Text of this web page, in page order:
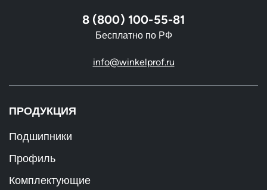
8 (800) 100-55-81
Бесплатно по РФ
info@winkelprof.ru
ПРОДУКЦИЯ
Подшипники
Профиль
Комплектующие